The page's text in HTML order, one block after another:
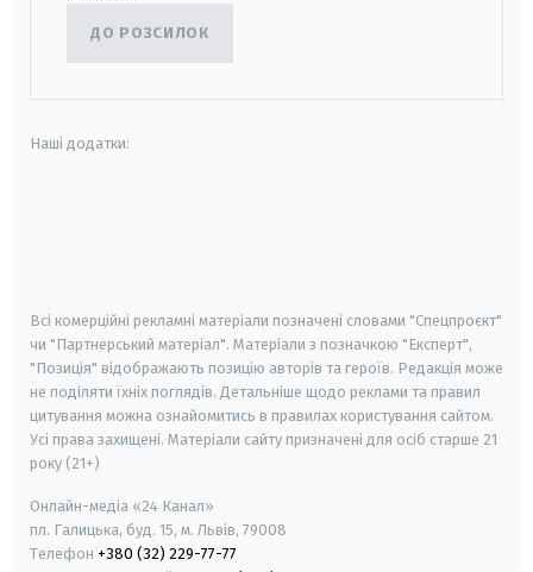
ДО РОЗСИЛОК
Наші додатки:
Всі комерційні рекламні матеріали позначені словами "Спецпроєкт"
чи "Партнерський матеріал". Матеріали з позначкою "Експерт",
"Позиція" відображають позицію авторів та героїв. Редакція може
не поділяти їхніх поглядів. Детальніше щодо реклами та правил
цитування можна ознайомитись в правилах користування сайтом.
Усі права захищені. Матеріали сайту призначені для осіб старше 21
року (21+)
Онлайн-медіа «24 Канал»
пл. Галицька, буд. 15, м. Львів, 79008
Телефон +380 (32) 229-77-77